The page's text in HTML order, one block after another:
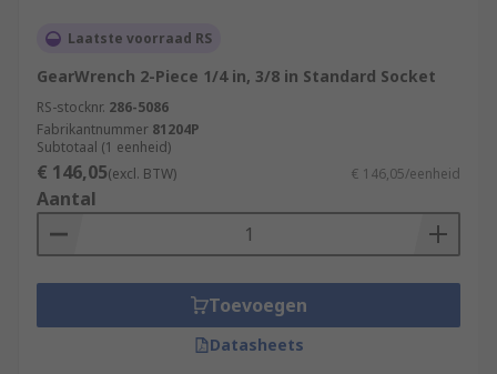
Laatste voorraad RS
GearWrench 2-Piece 1/4 in, 3/8 in Standard Socket
RS-stocknr. 286-5086
Fabrikantnummer 81204P
Subtotaal (1 eenheid)
€ 146,05(excl. BTW) € 146,05/eenheid
Aantal
Toevoegen
Datasheets